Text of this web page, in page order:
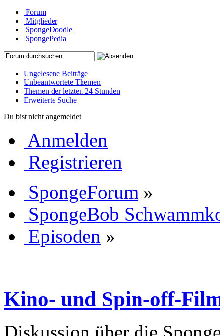
Forum
Mitglieder
SpongeDoodle
SpongePedia
Ungelesene Beiträge
Unbeantwortete Themen
Themen der letzten 24 Stunden
Erweiterte Suche
Du bist nicht angemeldet.
Anmelden
Registrieren
SpongeForum »
SpongeBob
Episoden »
Kino- und Spin-off-
Diskussion über die